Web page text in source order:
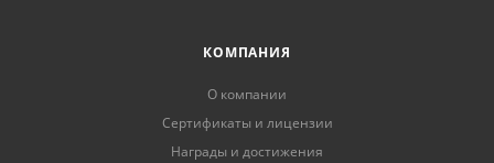
КОМПАНИЯ
О компании
Сертификаты и лицензии
Награды и достижения